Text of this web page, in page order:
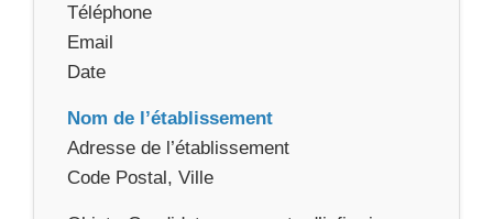
Téléphone
Email
Date
Nom de l’établissement
Adresse de l’établissement
Code Postal, Ville